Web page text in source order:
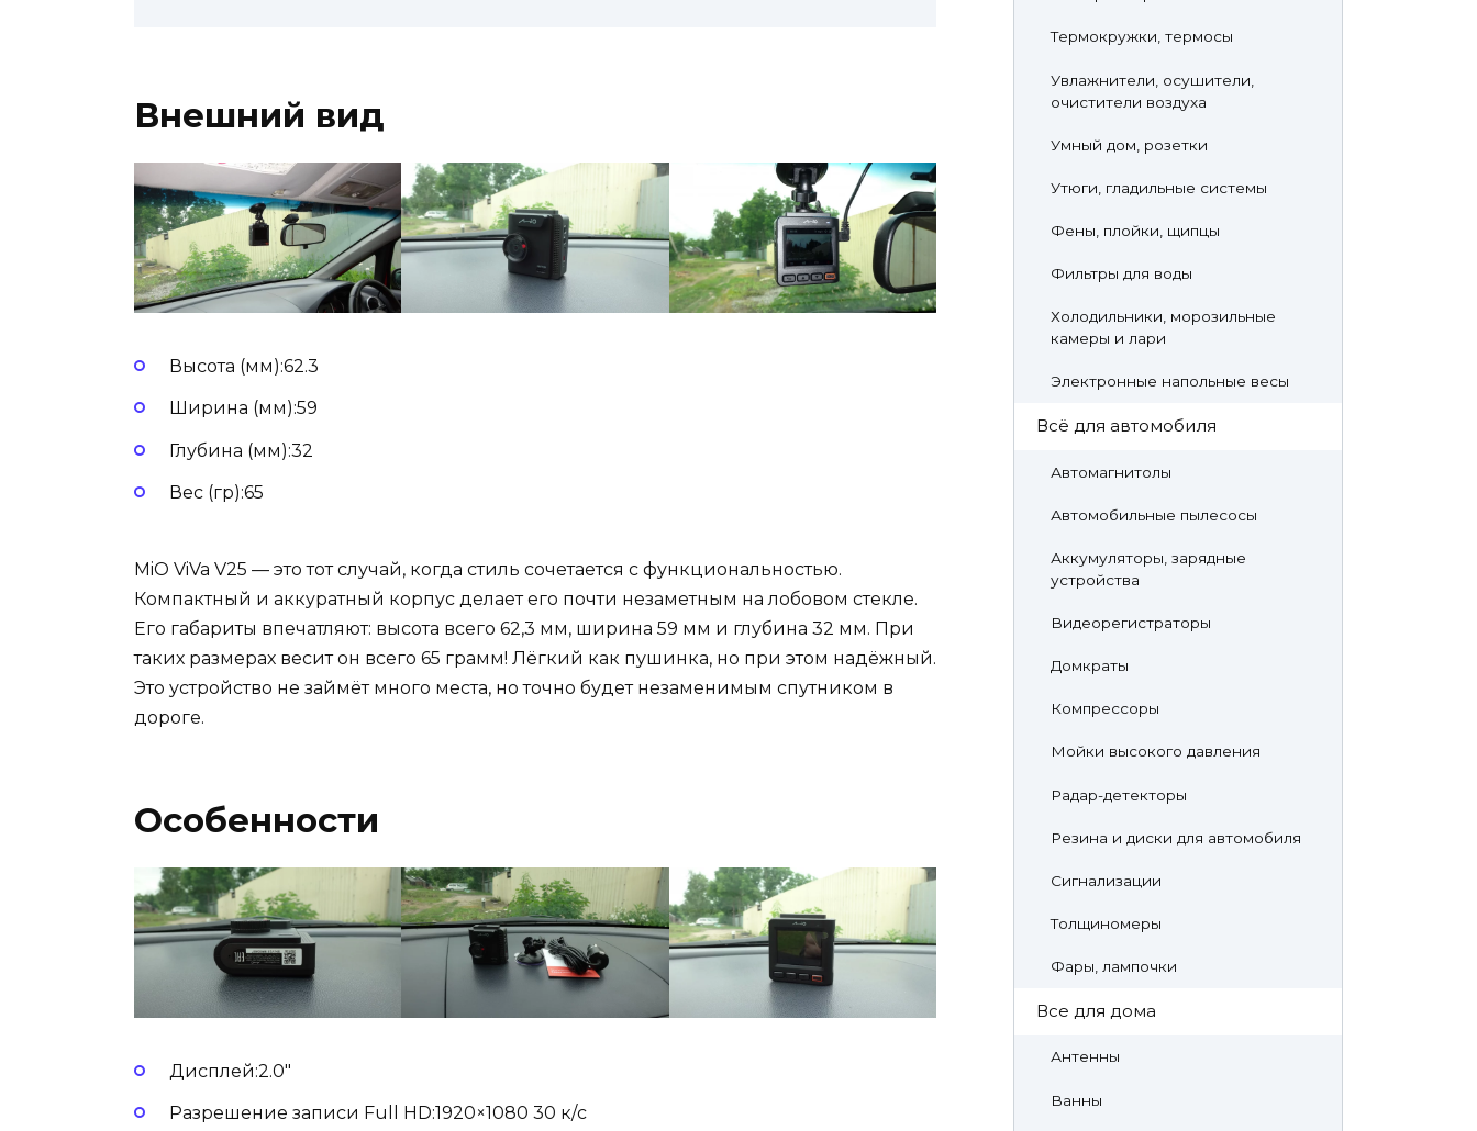
Внешний вид
Высота (мм):62.3
Ширина (мм):59
Глубина (мм):32
Вес (гр):65
MiO ViVa V25 — это тот случай, когда стиль сочетается с функциональностью.
Компактный и аккуратный корпус делает его почти незаметным на лобовом стекле.
Его габариты впечатляют: высота всего 62,3 мм, ширина 59 мм и глубина 32 мм. При
таких размерах весит он всего 65 грамм! Лёгкий как пушинка, но при этом надёжный.
Это устройство не займёт много места, но точно будет незаменимым спутником в
дороге.
Особенности
Дисплей:2.0″
Разрешение записи Full HD:1920×1080 30 к/с
Термокружки, термосы
Увлажнители, осушители,
очистители воздуха
Умный дом, розетки
Утюги, гладильные системы
Фены, плойки, щипцы
Фильтры для воды
Холодильники, морозильные
камеры и лари
Электронные напольные весы
Всё для автомобиля
Автомагнитолы
Автомобильные пылесосы
Аккумуляторы, зарядные
устройства
Видеорегистраторы
Домкраты
Компрессоры
Мойки высокого давления
Радар-детекторы
Резина и диски для автомобиля
Сигнализации
Толщиномеры
Фары, лампочки
Все для дома
Антенны
Ванны